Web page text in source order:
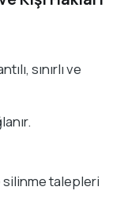
sınırlı ve
silinme talepleri